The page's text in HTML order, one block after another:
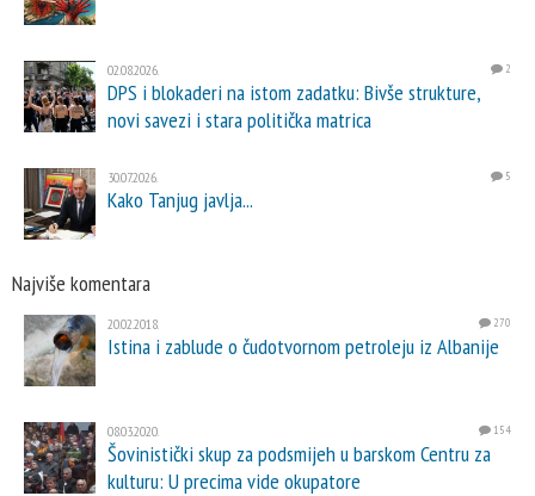
02.08.2026. 2
DPS i blokaderi na istom zadatku: Bivše strukture,
novi savezi i stara politička matrica
30.07.2026. 5
Kako Tanjug javlja...
Najviše komentara
20.02.2018. 270
Istina i zablude o čudotvornom petroleju iz Albanije
08.03.2020. 154
Šovinistički skup za podsmijeh u barskom Centru za
kulturu: U precima vide okupatore